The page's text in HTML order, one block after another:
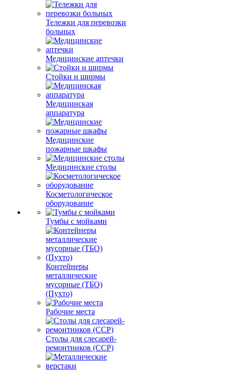
Тележки для перевозки
больных
Медицинские аптечки
Стойки и ширмы
Медицинская
аппаратура
Медицинские
пожарные шкафы
Медицинские столы
Косметологическое
оборудование
Тумбы с мойками
Контейнеры
металлические
мусорные (ТБО)
(Пухто)
Рабочие места
Столы для слесарей-
ремонтников (ССР)